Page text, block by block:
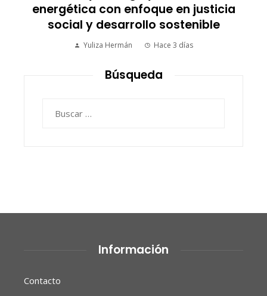
comercio antes de la era industrial
Valeria Pineda Hace 5 días
Búsqueda
Información
Contacto